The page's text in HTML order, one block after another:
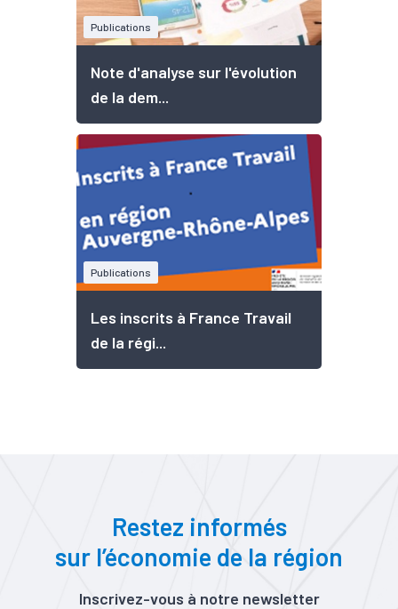
Publications
Note d'analyse sur l'évolution
de la dem...
Publications
Les inscrits à France Travail
de la régi...
Restez informés
sur l’économie de la région
Inscrivez-vous à notre newsletter